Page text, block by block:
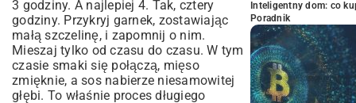
3 godziny. A najlepiej 4. Tak, cztery
godziny. Przykryj garnek, zostawiając
małą szczelinę, i zapomnij o nim.
Mieszaj tylko od czasu do czasu. W tym
czasie smaki się połączą, mięso
zmięknie, a sos nabierze niesamowitej
głębi. To właśnie proces długiego
Inteligentny dom: co
Poradnik